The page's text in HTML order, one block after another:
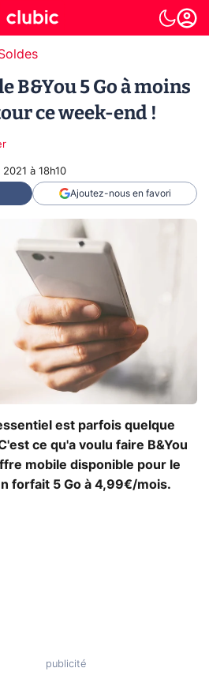
B&You 5 Go à moins
ce week-end !
à 18h10
Ajoutez-nous en favori
est parfois quelque
ce qu'a voulu faire B&You
mobile disponible pour le
forfait 5 Go à 4,99€/mois.